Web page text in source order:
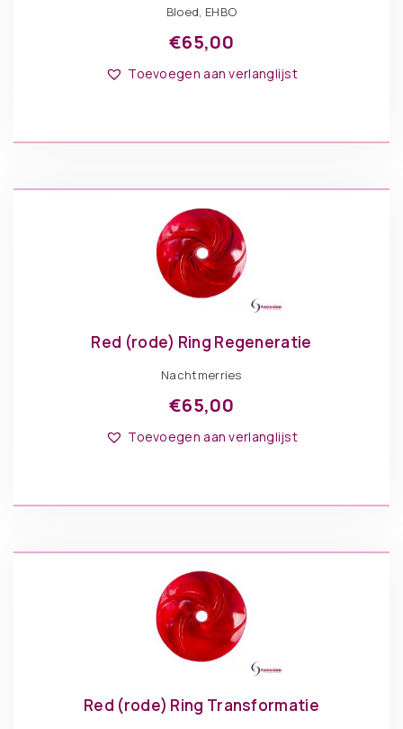
Bloed, EHBO
€65,00
Toevoegen aan verlanglijst
Red (rode) Ring Regeneratie
Nachtmerries
€65,00
Toevoegen aan verlanglijst
Red (rode) Ring Transformatie